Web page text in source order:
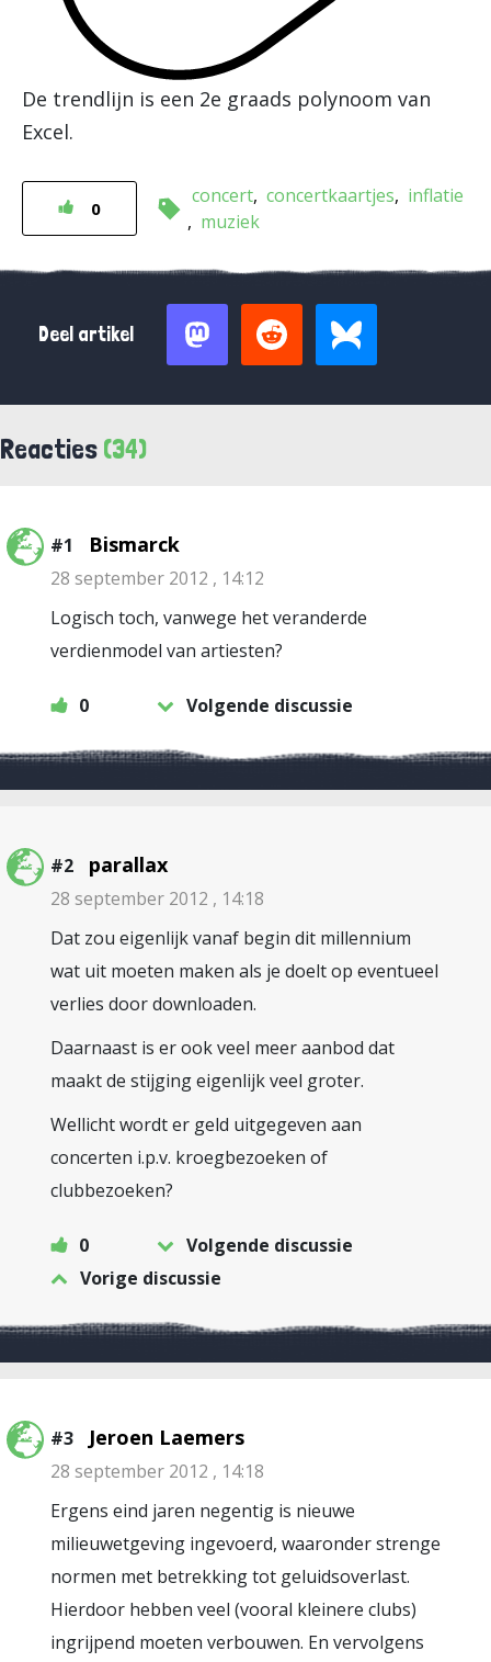
De trendlijn is een 2e graads polynoom van
Excel.
0
concert concertkaartjes
inflatie
muziek
Deel artikel
Reacties (34)
#1 Bismarck
28 september 2012 , 14:12
Logisch toch, vanwege het veranderde
verdienmodel van artiesten?
0 Volgende discussie
#2 parallax
28 september 2012 , 14:18
Dat zou eigenlijk vanaf begin dit millennium
wat uit moeten maken als je doelt op eventueel
verlies door downloaden.
Daarnaast is er ook veel meer aanbod dat
maakt de stijging eigenlijk veel groter.
Wellicht wordt er geld uitgegeven aan
concerten i.p.v. kroegbezoeken of
clubbezoeken?
0
Volgende discussie
Vorige discussie
#3 Jeroen Laemers
28 september 2012 , 14:18
Ergens eind jaren negentig is nieuwe
milieuwetgeving ingevoerd, waaronder strenge
normen met betrekking tot geluidsoverlast.
Hierdoor hebben veel (vooral kleinere clubs)
ingrijpend moeten verbouwen. En vervolgens